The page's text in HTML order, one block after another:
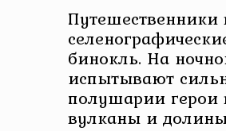
Путешественники
бинокль. На
испытывают
полушарии герои
вулканы и